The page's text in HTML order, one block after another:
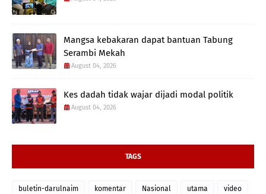
Mangsa kebakaran dapat bantuan Tabung
Serambi Mekah
August 04, 2026
Kes dadah tidak wajar dijadi modal politik
August 04, 2026
TAGS
buletin-darulnaim komentar Nasional utama video